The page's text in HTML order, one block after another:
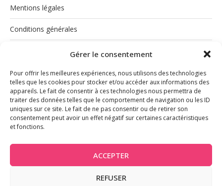
Gérer le consentement
Pour offrir les meilleures expériences, nous utilisons des technologies
telles que les cookies pour stocker et/ou accéder aux informations des
appareils. Le fait de consentir à ces technologies nous permettra de
traiter des données telles que le comportement de navigation ou les ID
uniques sur ce site. Le fait de ne pas consentir ou de retirer son
consentement peut avoir un effet négatif sur certaines caractéristiques
et fonctions.
ACCEPTER
REFUSER
Mentions légales
Conditions générales
Politique de cookies (UE)